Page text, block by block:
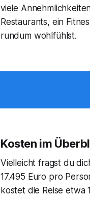
viele
Restaurants, ein
rundum wohlfühlst.
Kosten im
Vielleicht fragst du
17.495 Euro pro
kostet die Reise etwa